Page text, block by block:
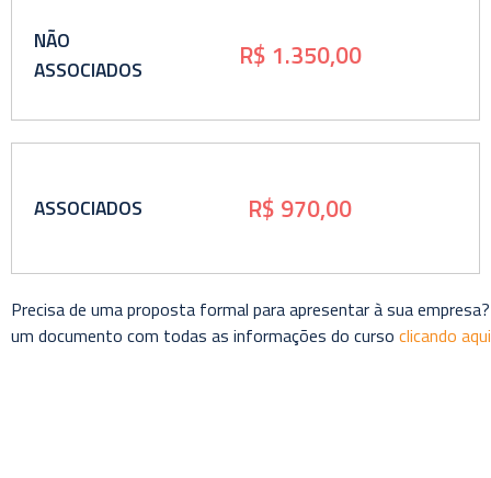
ASSOCIADOS R$ 970,00
NÃO
ASSOCIADOS
R$ 1.350,00
Precisa de uma proposta formal para apresentar à sua
um documento com todas as informações do curso clicando